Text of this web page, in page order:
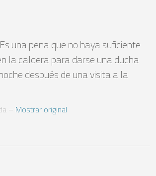
una pena que no haya suficiente
la caldera para darse una ducha
después de una visita a la
– Mostrar original